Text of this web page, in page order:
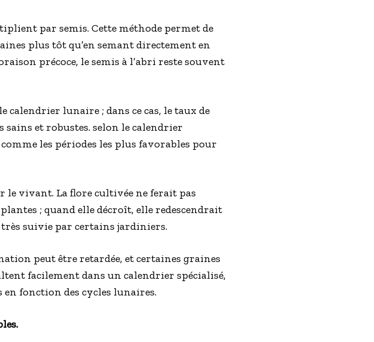
par semis. Cette méthode permet de
plus tôt qu’en semant directement en
précoce, le semis à l’abri reste souvent
calendrier lunaire ; dans ce cas, le taux de
et robustes. selon le calendrier
les périodes les plus favorables pour
le vivant. La flore cultivée ne ferait pas
; quand elle décroît, elle redescendrait
très suivie par certains jardiniers.
peut être retardée, et certaines graines
facilement dans un calendrier spécialisé,
fonction des cycles lunaires.